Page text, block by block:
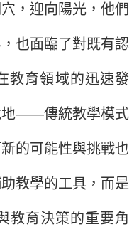
，迎向陽光，他們
也面臨了對既有認
教育領域的迅速發
地——傳統教學模式
的可能性與挑戰也
教學的工具，而是
教育決策的重要角